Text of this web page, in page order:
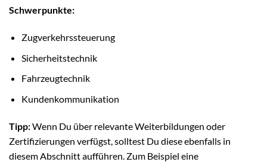
Schwerpunkte:
Zugverkehrssteuerung
Sicherheitstechnik
Fahrzeugtechnik
Kundenkommunikation
Tipp:Wenn Du über relevante Weiterbildungen oder
Zertifizierungen verfügst, solltest Du diese ebenfalls in
diesem Abschnitt aufführen. Zum Beispiel eine